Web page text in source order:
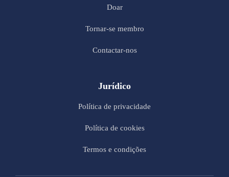
Doar
Tornar-se membro
Contactar-nos
Jurídico
Política de privacidade
Política de cookies
Termos e condições